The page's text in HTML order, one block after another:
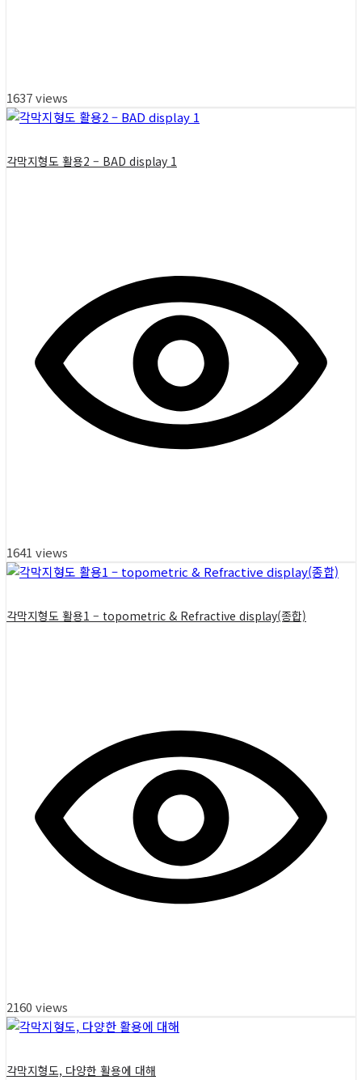
1637 views
각막지형도 활용2 – BAD display 1
1641 views
각막지형도 활용1 – topometric & Refractive display(종합)
2160 views
각막지형도, 다양한 활용에 대해